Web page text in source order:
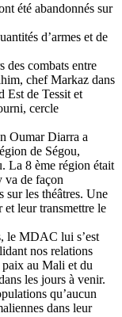
été abandonnés sur
d’armes et de
des combats entre
chef Markaz dans
Est de Tessit et
cercle
Oumar Diarra a
de Ségou,
La 8 ème région était
va de façon
sur les théâtres. Une
leur transmettre le
le MDAC lui s’est
nos relations
paix au Mali et du
les jours à venir.
qu’aucun
dans leur